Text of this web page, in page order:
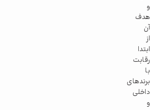
و
هدف
آن
از
ابتدا
رقابت
با
برندهای
داخلی
و